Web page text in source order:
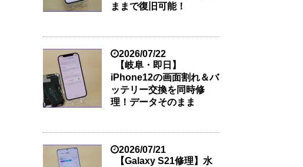
ままで復旧可能！
2026/07/22
【岐阜・即日】
iPhone12の画面割れ＆バ
ッテリー交換を同時修
理！データそのまま
2026/07/21
【Galaxy S21修理】水